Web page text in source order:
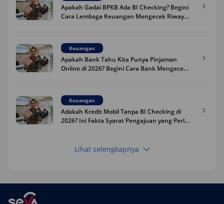
Apakah Gadai BPKB Ada BI Checking? Begini
Cara Lembaga Keuangan Mengecek Riwayat
Keuangan
Apakah Bank Tahu Kita Punya Pinjaman
Online di 2026? Begini Cara Bank Mengecek
Keuangan
Adakah Kredit Mobil Tanpa BI Checking di
2026? Ini Fakta Syarat Pengajuan yang Perlu
Keuangan
Terpercaya
Lihat selengkapnya